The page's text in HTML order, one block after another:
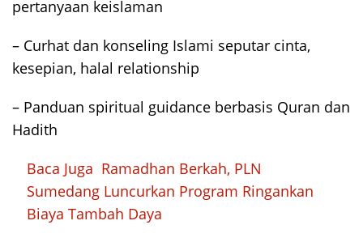
pertanyaan keislaman
– Curhat dan konseling Islami seputar cinta,
kesepian, halal relationship
– Panduan spiritual guidance berbasis Quran dan
Hadith
Baca Juga Ramadhan Berkah, PLN
Sumedang Luncurkan Program Ringankan
Biaya Tambah Daya